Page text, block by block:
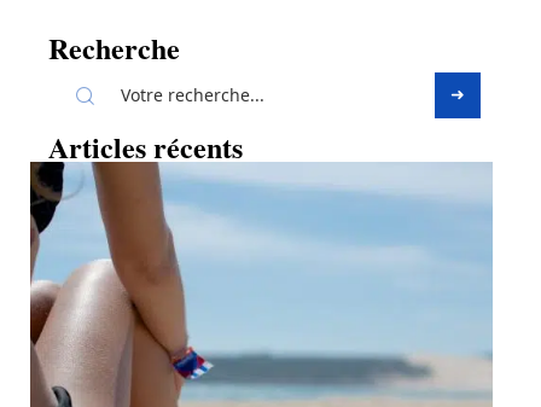
Recherche
Articles récents